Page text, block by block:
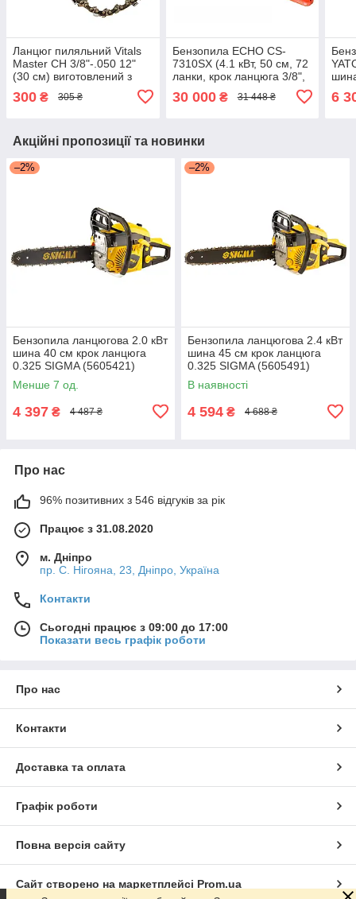
Ланцюг пиляльний Vitals
Master СH 3/8"-.050 12"
(30 см) виготовлений з
сталі
300 ₴ 305 ₴
Бензопила ECHO CS-
7310SX (4.1 кВт, 50 см, 72
ланки, крок ланцюга 3/8",
30 000₴ 31 448 ₴ 6
Акційні пропозиції та новинки
–2%
Бензопила ланцюгова 2.0 кВт
шина 40 см крок ланцюга
0.325 SIGMA (5605421)
+БЕЗКОШТОВНА ДОСТАВКА!
Менше 7 од.
4 397 ₴ 4 487 ₴
–2%
Бензопила ланцюгова 2.4 кВт
шина 45 см крок ланцюга
0.325 SIGMA (5605491)
+БЕЗКОШТОВНА ДОСТАВКА!
В наявності
4 594 ₴ 4 688 ₴
Про нас
96% позитивних з 546 відгуків за рік
Працює з 31.08.2020
м. Дніпро
пр. С. Нігояна, 23, Дніпро, Україна
Контакти
Сьогодні працює з 09:00 до 17:00
Показати весь графік роботи
Про нас
Контакти
Доставка та оплата
Графік роботи
Повна версія сайту
Сайт створено на маркетплейсі Prom.ua